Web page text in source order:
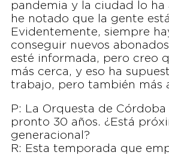
pandemia y la ciudad lo ha
he notado que la gente
Evidentemente, siempre
conseguir nuevos
esté informada, pero creo
más cerca, y eso ha
trabajo, pero también más
P: La Orquesta de
pronto 30 años. ¿Está
generacional?
R: Esta temporada que